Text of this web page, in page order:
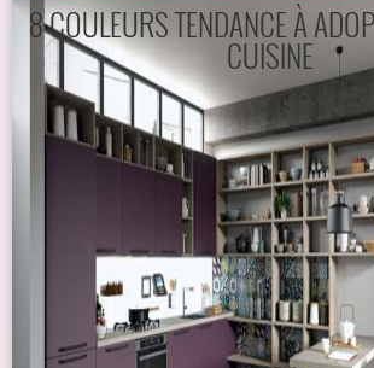
8 COULEURS TENDANCE À
CUISINE